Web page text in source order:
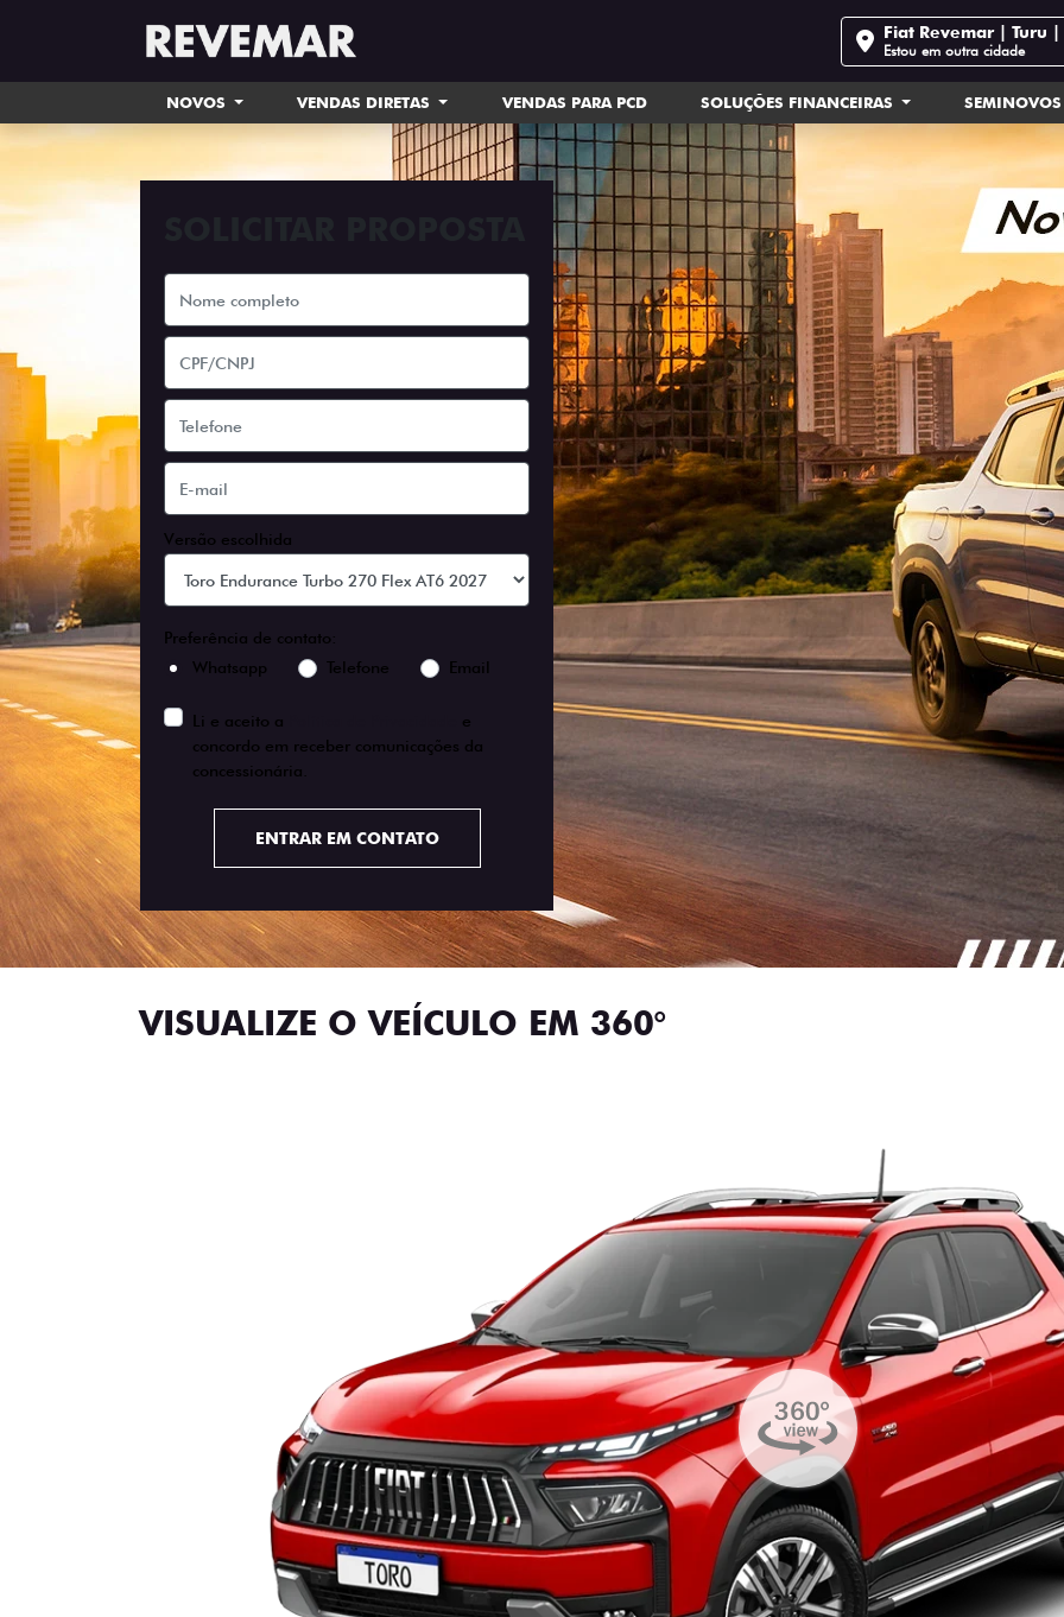
Fiat Revemar | Turu |
Estou em outra cidade
NOVOS VENDAS DIRETAS VENDAS PARA PCD SOLUÇÕES FINANCEIRAS SEMINOVOS
Versão escolhida
Preferência de contato:
Whatsapp
Telefone Email
Li e aceito a
e
concordo em receber comunicações da
concessionária.
ENTRAR EM CONTATO
VISUALIZE O VEÍCULO EM 360°